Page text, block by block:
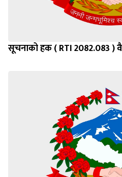
सूचनाको हक ( RTI 2082.083 )